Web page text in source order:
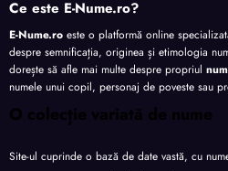
Ce este E-Nume.ro?
E-Nume.ro este o platformă online
despre semnificația, originea și etimologia
dorește să afle mai multe despre propriul
numele unui copil, personaj de poveste sau
O colecție variată de nume
Site-ul cuprinde o bază de date vastă, cu